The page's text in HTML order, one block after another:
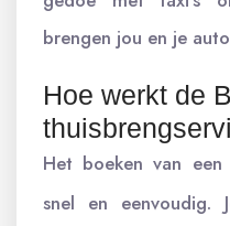
brengen jou en je
Hoe werkt de
Het boeken van een
snel en eenvoudig.